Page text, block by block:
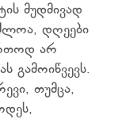
მუდმივად
დღეები
არ
გამოიწვევს.
თუმცა,